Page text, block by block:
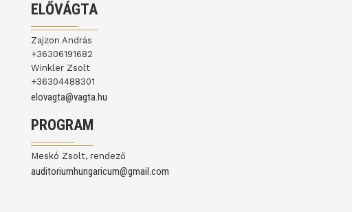
ELŐVÁGTA
Zajzon András
+36306191682
Winkler Zsolt
+36304488301
elovagta@vagta.hu
PROGRAM
Meskó Zsolt, rendező
auditoriumhungaricum@gmail.com